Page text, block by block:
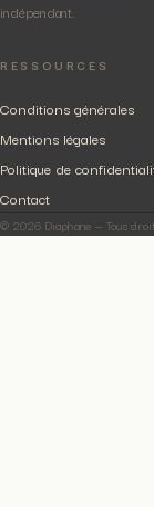
indépendant.
RESSOURCES
Conditions générales
Mentions légales
Politique de
Contact
© 2026 Diaphane — Tous